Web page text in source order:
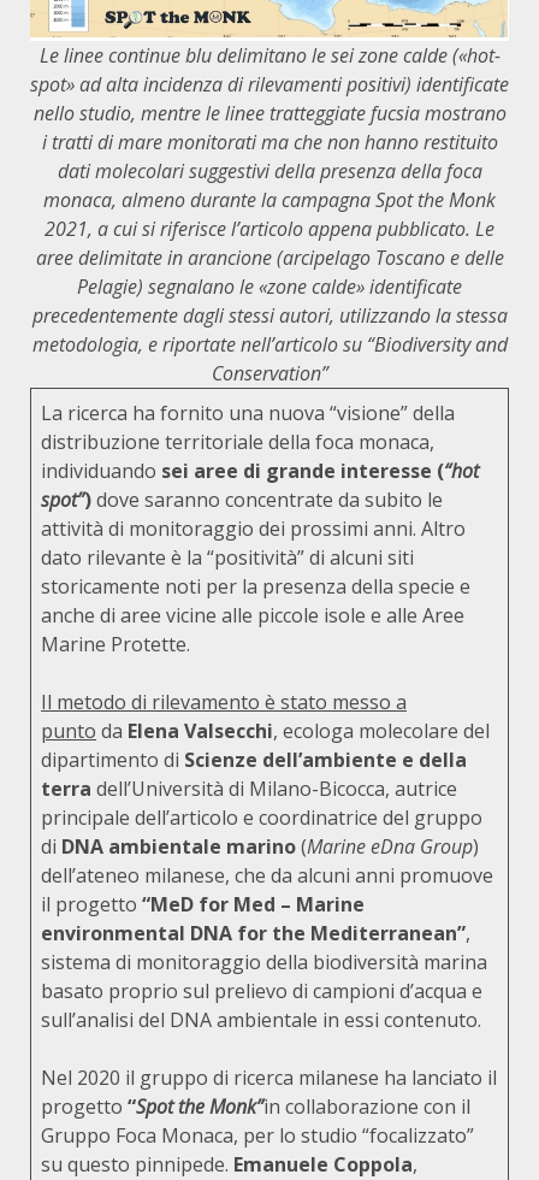
Le linee continue blu delimitano le sei zone calde («hot-
spot» ad alta incidenza di rilevamenti positivi) identificate
nello studio, mentre le linee tratteggiate fucsia mostrano
i tratti di mare monitorati ma che non hanno restituito
dati molecolari suggestivi della presenza della foca
monaca, almeno durante la campagna Spot the Monk
2021, a cui si riferisce l’articolo appena pubblicato. Le
aree delimitate in arancione (arcipelago Toscano e delle
Pelagie) segnalano le «zone calde» identificate
precedentemente dagli stessi autori, utilizzando la stessa
metodologia, e riportate nell’articolo su “Biodiversity and
Conservation”
La ricerca ha fornito una nuova “visione” della
distribuzione territoriale della foca monaca,
individuando sei aree di grande interesse (“hot
spot”)dove saranno concentrate da subito le
attività di monitoraggio dei prossimi anni. Altro
dato rilevante è la “positività” di alcuni siti
storicamente noti per la presenza della specie e
anche di aree vicine alle piccole isole e alle Aree
Marine Protette.
Il metodo di rilevamento è stato messo a
punto da Elena Valsecchi, ecologa molecolare del
dipartimento di Scienze dell’ambiente e della
terra dell’Università di Milano-Bicocca, autrice
principale dell’articolo e coordinatrice del gruppo
di DNA ambientale marino(Marine eDna Group)
dell’ateneo milanese, che da alcuni anni promuove
il progetto “MeD for Med – Marine
environmental DNA for the Mediterranean”,
sistema di monitoraggio della biodiversità marina
basato proprio sul prelievo di campioni d’acqua e
sull’analisi del DNA ambientale in essi contenuto.
Nel 2020 il gruppo di ricerca milanese ha lanciato il
progetto “Spot the Monk”in collaborazione con il
Gruppo Foca Monaca, per lo studio “focalizzato”
su questo pinnipede. Emanuele Coppola,